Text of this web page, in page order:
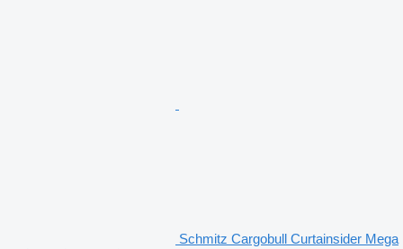
Schmitz Cargobull Curtainsider Mega